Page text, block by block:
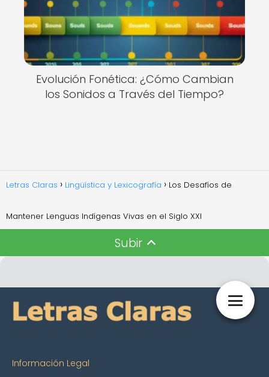
Evolución Fonética: ¿Cómo Cambian
los Sonidos a Través del Tiempo?
Letras Claras Lingüística y Lexicografía Los Desafíos de
Mantener Lenguas Indígenas Vivas en el Siglo XXI
Subir
Información Legal